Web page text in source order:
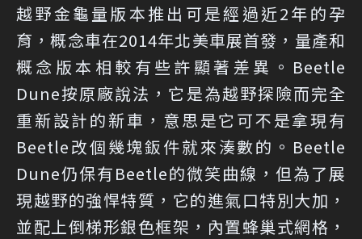
越野金龜量版本推出可是經過近2年的孕
育，概念車在2014年北美車展首發，量產和
概念版本相較有些許顯著差異。Beetle
Dune按原廠說法，它是為越野探險而完全
重新設計的新車，意思是它可不是拿現有
Beetle改個幾塊鈑件就來湊數的。Beetle
Dune仍保有Beetle的微笑曲線，但為了展
現越野的強悍特質，它的進氣口特別大加，
並配上倒梯形銀色框架，內置蜂巢式網格，